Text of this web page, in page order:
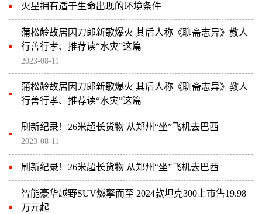
火星拥有适于生命出现的环境条件
蒲松龄故居因刀郎新歌爆火 其后人称《聊斋志异》教人
行善行孝、推荐读“水灾”这篇
2023-08-11
蒲松龄故居因刀郎新歌爆火 其后人称《聊斋志异》教人
行善行孝、推荐读“水灾”这篇
刷新纪录！26米超长货物 从郑州“坐”飞机去巴西
2023-08-11
刷新纪录！26米超长货物 从郑州“坐”飞机去巴西
智能豪华越野SUV燃擎而至 2024款坦克300上市售19.98
万元起